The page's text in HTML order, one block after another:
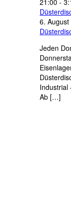
21:00 -
6.
Jeden
Industrial
Ab […]